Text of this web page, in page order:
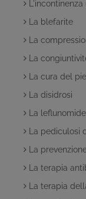
L'incontinenza
La blefarite
La
La
La cura del
La disidrosi
La leflunomide
La pediculosi
La
La terapia
La terapia